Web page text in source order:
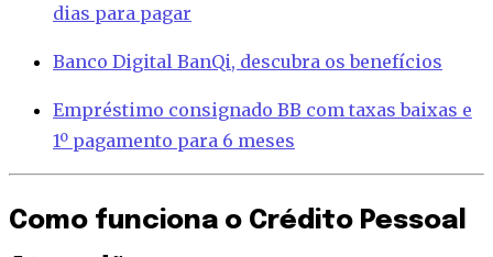
dias para pagar
Banco Digital BanQi, descubra os benefícios
Empréstimo consignado BB com taxas baixas e
1º pagamento para 6 meses
Como funciona o Crédito Pessoal